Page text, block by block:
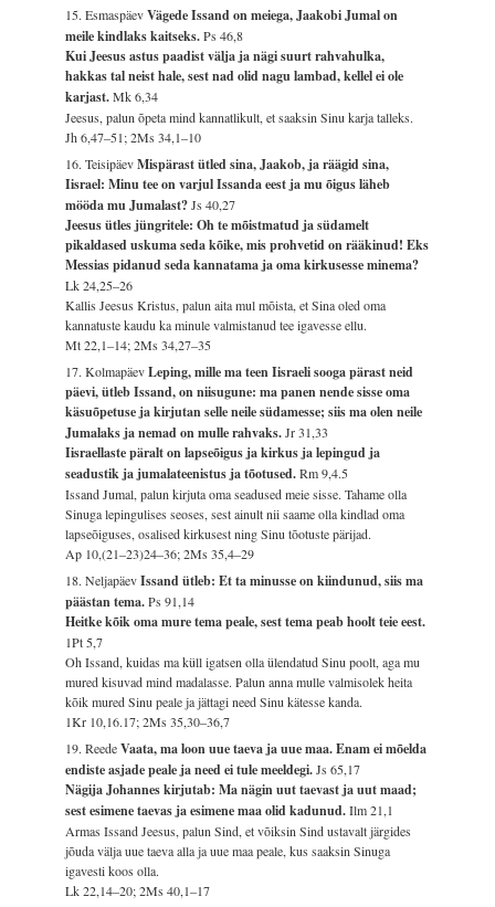
15. EsmaspäevVägede Issand on meiega, Jaakobi Jumal on
meile kindlaks kaitseks.Ps 46,8
Kui Jeesus astus paadist välja ja nägi suurt rahvahulka,
hakkas tal neist hale, sest nad olid nagu lambad, kellel ei ole
karjast.Mk 6,34
Jeesus, palun õpeta mind kannatlikult, et saaksin Sinu karja talleks.
Jh 6,47–51; 2Ms 34,1–10
16. TeisipäevMispärast ütled sina, Jaakob, ja räägid sina,
Iisrael: Minu tee on varjul Issanda eest ja mu õigus läheb
mööda mu Jumalast?Js 40,27
Jeesus ütles jüngritele: Oh te mõistmatud ja südamelt
pikaldased uskuma seda kõike, mis prohvetid on rääkinud! Eks
Messias pidanud seda kannatama ja oma kirkusesse minema?
Lk 24,25–26
Kallis Jeesus Kristus, palun aita mul mõista, et Sina oled oma
kannatuste kaudu ka minule valmistanud tee igavesse ellu.
Mt 22,1–14; 2Ms 34,27–35
17. KolmapäevLeping, mille ma teen Iisraeli sooga pärast neid
päevi, ütleb Issand, on niisugune: ma panen nende sisse oma
käsuõpetuse ja kirjutan selle neile südamesse; siis ma olen neile
Jumalaks ja nemad on mulle rahvaks.Jr 31,33
Iisraellaste päralt on lapseõigus ja kirkus ja lepingud ja
seadustik ja jumalateenistus ja tõotused.Rm 9,4.5
Issand Jumal, palun kirjuta oma seadused meie sisse. Tahame olla
Sinuga lepingulises seoses, sest ainult nii saame olla kindlad oma
lapseõiguses, osalised kirkusest ning Sinu tõotuste pärijad.
Ap 10,(21–23)24–36; 2Ms 35,4–29
18. NeljapäevIssand ütleb: Et ta minusse on kiindunud, siis ma
päästan tema.Ps 91,14
Heitke kõik oma mure tema peale, sest tema peab hoolt teie eest.
1Pt 5,7
Oh Issand, kuidas ma küll igatsen olla ülendatud Sinu poolt, aga mu
mured kisuvad mind madalasse. Palun anna mulle valmisolek heita
kõik mured Sinu peale ja jättagi need Sinu kätesse kanda.
1Kr 10,16.17; 2Ms 35,30–36,7
19. ReedeVaata, ma loon uue taeva ja uue maa. Enam ei mõelda
endiste asjade peale ja need ei tule meeldegi.Js 65,17
Nägija Johannes kirjutab: Ma nägin uut taevast ja uut maad;
sest esimene taevas ja esimene maa olid kadunud.Ilm 21,1
Armas Issand Jeesus, palun Sind, et võiksin Sind ustavalt järgides
jõuda välja uue taeva alla ja uue maa peale, kus saaksin Sinuga
igavesti koos olla.
Lk 22,14–20; 2Ms 40,1–17